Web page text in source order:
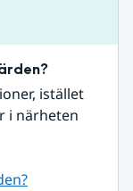
istället
i närheten